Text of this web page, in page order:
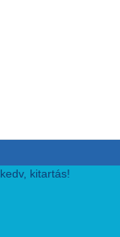
kitartás!